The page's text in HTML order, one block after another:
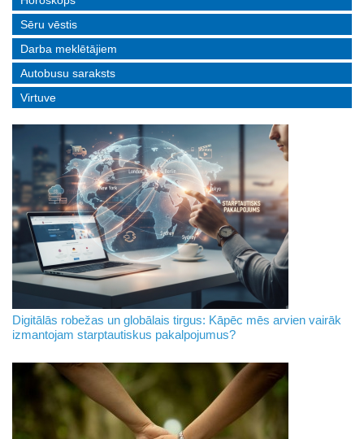
Sēru vēstis
Darba meklētājiem
Autobusu saraksts
Virtuve
Digitālās robežas un globālais tirgus: Kāpēc mēs arvien vairāk
izmantojam starptautiskus pakalpojumus?